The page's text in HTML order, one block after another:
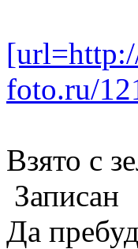
foto.ru/
Взято с
Записан
Да